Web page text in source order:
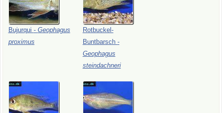
Bujurqui - Geophagus
proximus
Rotbuckel-
Buntbarsch -
Geophagus
steindachneri